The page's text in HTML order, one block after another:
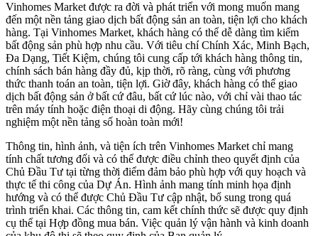
Vinhomes Market được ra đời và phát triển với mong muốn mang
đến một nền tảng giao dịch bất động sản an toàn, tiện lợi cho khách
hàng. Tại Vinhomes Market, khách hàng có thể dễ dàng tìm kiếm
bất động sản phù hợp nhu cầu. Với tiêu chí Chính Xác, Minh Bạch,
Đa Dạng, Tiết Kiệm, chúng tôi cung cấp tới khách hàng thông tin,
chính sách bán hàng đầy đủ, kịp thời, rõ ràng, cùng với phương
thức thanh toán an toàn, tiện lợi. Giờ đây, khách hàng có thể giao
dịch bất động sản ở bất cứ đâu, bất cứ lúc nào, với chỉ vài thao tác
trên máy tính hoặc điện thoại di động. Hãy cùng chúng tôi trải
nghiệm một nền tảng số hoàn toàn mới!
Thông tin, hình ảnh, và tiện ích trên Vinhomes Market chỉ mang
tính chất tương đối và có thể được điều chỉnh theo quyết định của
Chủ Đầu Tư tại từng thời điểm đảm bảo phù hợp với quy hoạch và
thực tế thi công của Dự Án. Hình ảnh mang tính minh họa định
hướng và có thể được Chủ Đầu Tư cập nhật, bổ sung trong quá
trình triển khai. Các thông tin, cam kết chính thức sẽ được quy định
cụ thể tại Hợp đồng mua bán. Việc quản lý vận hành và kinh doanh